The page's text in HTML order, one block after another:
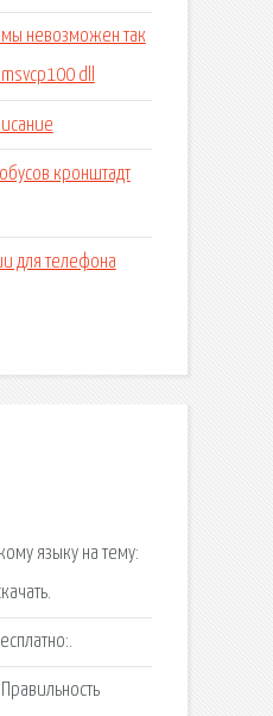
невозможен так
msvcp100 dll
кронштадт
для телефона
языку на тему: